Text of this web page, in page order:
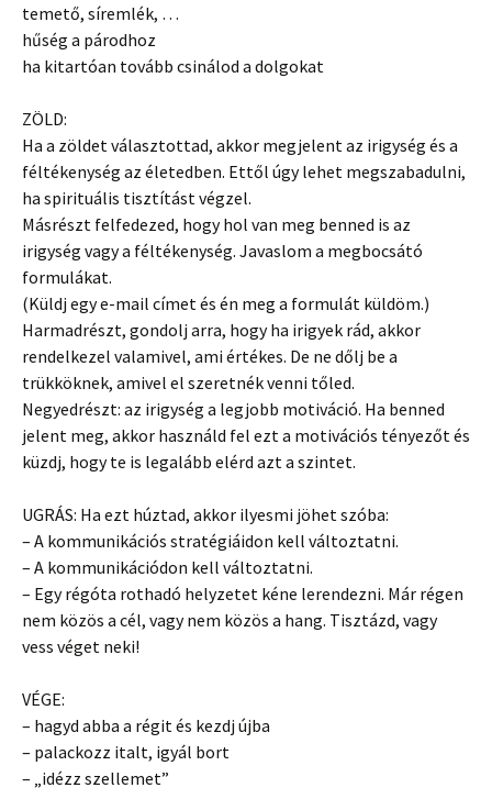
temető, síremlék, …
hűség a párodhoz
ha kitartóan tovább csinálod a dolgokat
ZÖLD:
Ha a zöldet választottad, akkor megjelent az irigység és a
féltékenység az életedben. Ettől úgy lehet megszabadulni,
ha spirituális tisztítást végzel.
Másrészt felfedezed, hogy hol van meg benned is az
irigység vagy a féltékenység. Javaslom a megbocsátó
formulákat.
(Küldj egy e-mail címet és én meg a formulát küldöm.)
Harmadrészt, gondolj arra, hogy ha irigyek rád, akkor
rendelkezel valamivel, ami értékes. De ne dőlj be a
trükköknek, amivel el szeretnék venni tőled.
Negyedrészt: az irigység a legjobb motiváció. Ha benned
jelent meg, akkor használd fel ezt a motivációs tényezőt és
küzdj, hogy te is legalább elérd azt a szintet.
UGRÁS: Ha ezt húztad, akkor ilyesmi jöhet szóba:
– A kommunikációs stratégiáidon kell változtatni.
– A kommunikációdon kell változtatni.
– Egy régóta rothadó helyzetet kéne lerendezni. Már régen
nem közös a cél, vagy nem közös a hang. Tisztázd, vagy
vess véget neki!
VÉGE:
– hagyd abba a régit és kezdj újba
– palackozz italt, igyál bort
– „idézz szellemet”